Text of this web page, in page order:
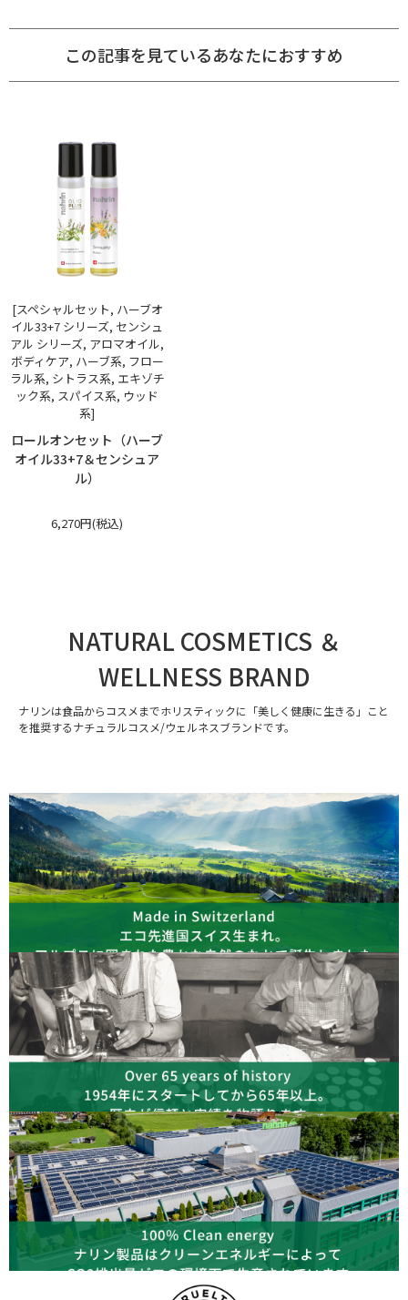
この記事を見ているあなたにおすすめ
[スペシャルセット, ハーブオ
イル33+7 シリーズ, センシュ
アル シリーズ, アロマオイル,
ボディケア, ハーブ系, フロー
ラル系, シトラス系, エキゾチ
ック系, スパイス系, ウッド
系]
ロールオンセット（ハーブ
オイル33+7＆センシュア
ル）
6,270円(税込)
NATURAL COSMETICS ＆
WELLNESS BRAND
ナリンは食品からコスメまでホリスティックに「美しく健康に生きる」こと
を推奨するナチュラルコスメ/ウェルネスブランドです。